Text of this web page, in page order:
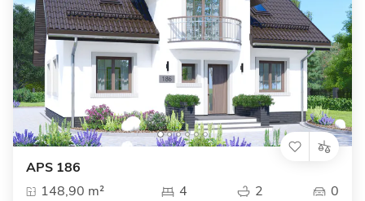
APS 186
148,90 m²
4 2 0